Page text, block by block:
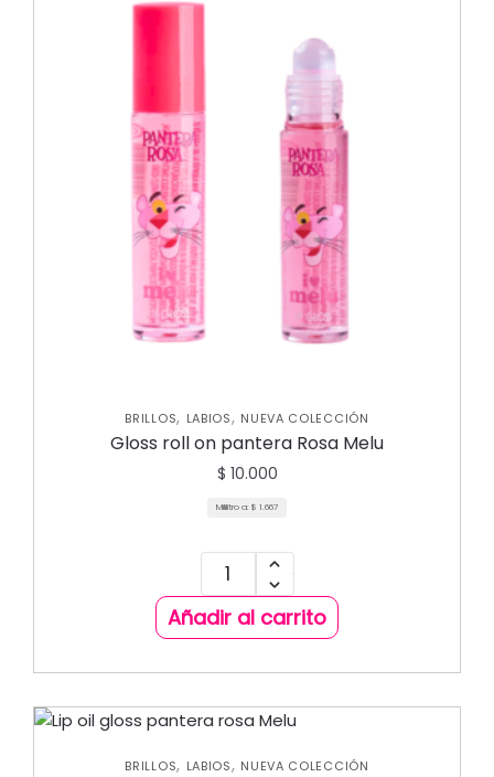
BRILLOS, LABIOS, NUEVA COLECCIÓN
Gloss roll on pantera Rosa Melu
$ 10.000
Mililitro a: $ 1.667
Añadir al carrito
BRILLOS, LABIOS, NUEVA COLECCIÓN